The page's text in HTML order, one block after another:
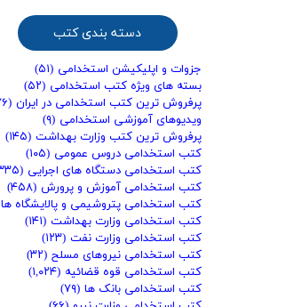
جزوات و اپلیکیشن استخدامی (۵۱)
بسته های ویژه کتب استخدامی (۵۲)
پرفروش ترین کتب استخدامی در ایران (۱۷۶)
ویدیوهای آموزشی استخدامی (۹)
پرفروش ترین کتب وزارت بهداشت (۱۴۵)
کتب استخدامی دروس عمومی (۱۰۵)
کتب استخدامی دستگاه های اجرایی (۳۳۵)
کتب استخدامی آموزش و پرورش (۴۵۸)
کتب استخدامی پتروشیمی و پالایشگاه ها
کتب استخدامی وزارت بهداشت (۱۴۱)
کتب استخدامی وزارت نفت (۱۲۳)
کتب استخدامی نیروهای مسلح (۳۲)
کتب استخدامی قوه قضائیه (۱,۰۲۴)
کتب استخدامی بانک ها (۷۹)
دسته بندی کتب